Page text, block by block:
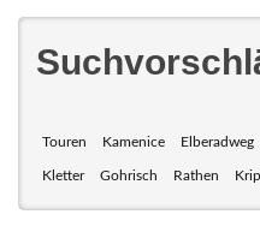
Touren Kamenice Elberadweg
Kletter Gohrisch Rathen